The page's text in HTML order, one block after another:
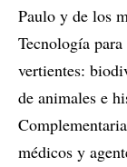
Paulo y de los
Tecnología
vertientes:
de animales e
médicos y